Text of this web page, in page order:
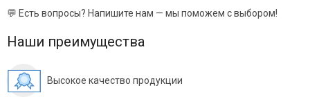
💬 Есть вопросы? Напишите нам — мы поможем с выбором!
Наши преимущества
Высокое качество продукции